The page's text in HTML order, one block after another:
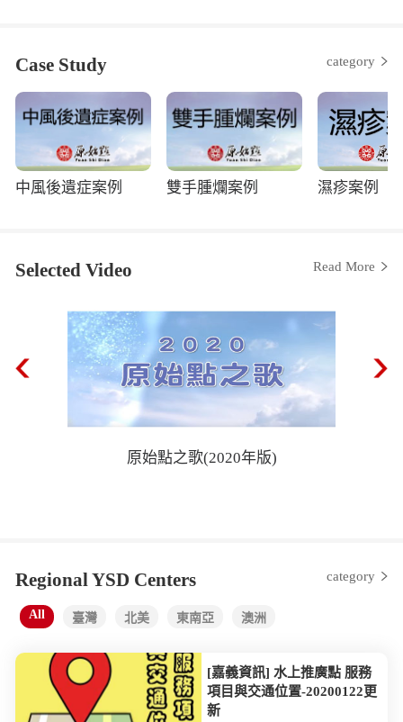
Case Study category
中風後遺症案例 雙手腫爛案例 濕疹案例
Selected Video Read More
原始點之歌(2020年版)
Regional YSD Centers category
All 臺灣 北美 東南亞 澳洲
[嘉義資訊] 水上推廣點 服務
項目與交通位置-20200122更
新